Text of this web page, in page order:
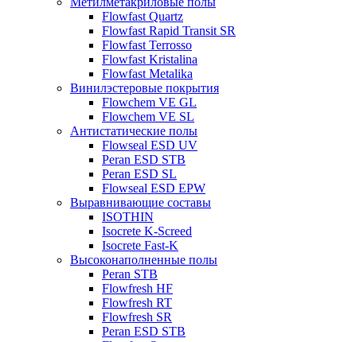
Flowfast Quartz
Flowfast Rapid Transit SR
Flowfast Terrosso
Flowfast Kristalina
Flowfast Metalika
Винилэстеровые покрытия
Flowchem VE GL
Flowchem VE SL
Антистатические полы
Flowseal ESD UV
Peran ESD STB
Peran ESD SL
Flowseal ESD EPW
Выравнивающие составы
ISOTHIN
Isocrete K-Screed
Isocrete Fast-K
Высоконаполненные полы
Peran STB
Flowfresh HF
Flowfresh RT
Flowfresh SR
Peran ESD STB